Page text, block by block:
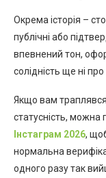
Окрема історія –
публічні або
впевнений тон,
солідність ще ні
Якщо вам
статусність, можна
Інстаграм 2026,
нормальна
одного разу так